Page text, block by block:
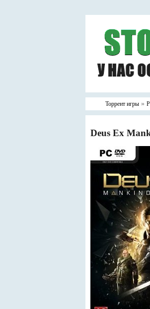
Торрент игры »
Deus Ex